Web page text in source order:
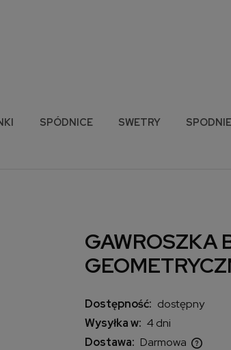
SPÓDNICE SWETRY
SPODNIE
GAWROSZKA
Dostępność: dostępny
Wysyłka w: 4 dni
Dostawa: Darmowa